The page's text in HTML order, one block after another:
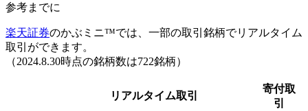
参考までに
楽天証券のかぶミニ™では、 一部の取引銘柄でリアルタイム
取引 ができます。
（2024.8.30時点の銘柄数は722銘柄）
リアルタイム取引
寄付取
引